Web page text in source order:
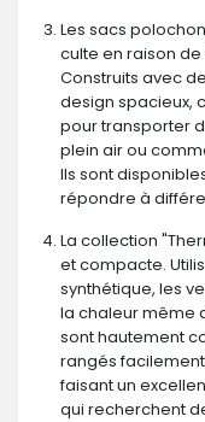
Les sacs
culte en raison
Construits avec
design spacieux,
pour transporter
plein air ou
Ils sont
répondre à
La collection
et compacte.
synthétique, les
la chaleur même
sont hautement
rangés
faisant un
qui recherchent